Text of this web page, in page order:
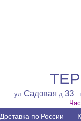
ул.Садовая д.33
Доставка по России